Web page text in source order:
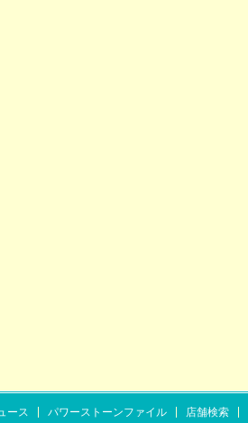
ース パワーストーンファイル
店舗検索